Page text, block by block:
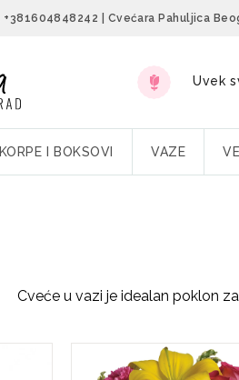
+381604848242 | Cvećara Pahuljica
Uvek
KORPE I BOKSOVI VAZE
Cveće u vazi je idealan poklon